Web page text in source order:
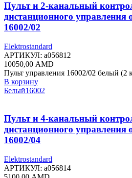
Пульт и 2-канальный
дистанционного управления
16002/02
Elektrostandard
АРТИКУЛ: a056812
10050,00 AMD
Пульт управления 16002/02 белый (2
В корзину
Белый16002
Пульт и 4-канальный
дистанционного управления
16002/04
Elektrostandard
АРТИКУЛ: a056814